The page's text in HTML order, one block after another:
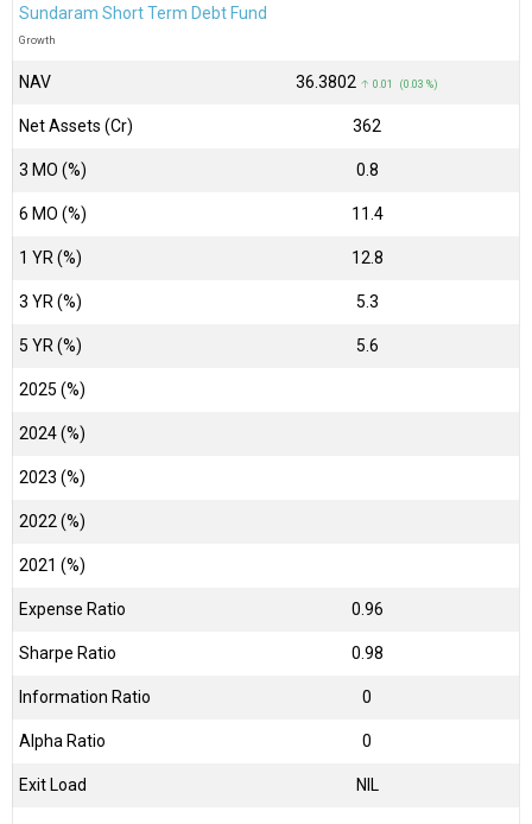
Sundaram Short Term Debt Fund
Growth
NAV ₹36.3802 ↑ 0.01 (0.03 %)
Net Assets (Cr) ₹362
3 MO (%) 0.8
6 MO (%) 11.4
1 YR (%) 12.8
3 YR (%) 5.3
5 YR (%) 5.6
2025 (%)
2024 (%)
2023 (%)
2022 (%)
2021 (%)
Expense Ratio 0.96
Sharpe Ratio 0.98
Information Ratio 0
Alpha Ratio 0
Exit Load NIL